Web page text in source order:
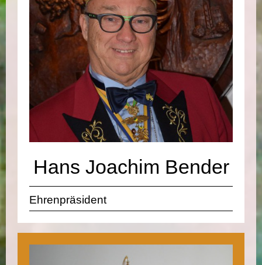
Hans Joachim Bender
Ehrenpräsident